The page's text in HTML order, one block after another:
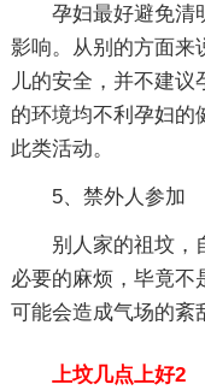
孕妇最好避免清
影响。从别的方面来
儿的安全，并不建议
的环境均不利孕妇的
此类活动。
5、禁外人参加
别人家的祖坟，
必要的麻烦，毕竟不
可能会造成气场的紊
上坟几点上好2